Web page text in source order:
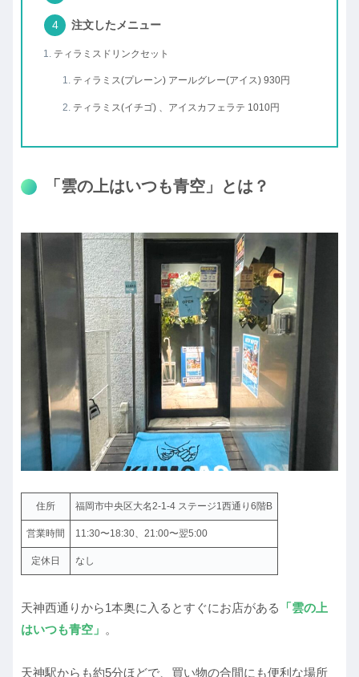
注文したメニュー
ティラミスドリンクセット
ティラミス(プレーン) アールグレー(アイス) 930円
ティラミス(イチゴ) 、アイスカフェラテ 1010円
「雲の上はいつも青空」とは？
住所 福岡市中央区大名2-1-4 ステージ1西通り6階B
営業時間 11:30〜18:30、21:00〜翌5:00
定休日 なし
天神西通りから1本奥に入るとすぐにお店がある
「雲の上
はいつも青空」 。
天神駅からも約5分ほどで、買い物の合間にも便利な場所